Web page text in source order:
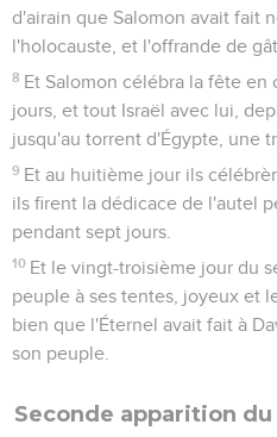
d'airain que Salomon avait fait
l'holocauste, et l'offrande de
8 Et Salomon célébra la fête en
jours, et tout Israël avec lui,
jusqu'au torrent d'Égypte, une
9 Et au huitième jour ils
ils firent la dédicace de l'autel
pendant sept jours.
10 Et le vingt-troisième jour du
peuple à ses tentes, joyeux et
bien que l'Éternel avait fait à
son peuple.
Seconde apparition